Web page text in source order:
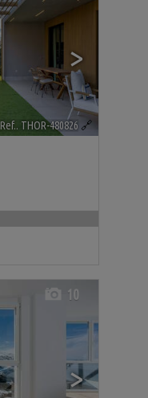
>
Ref.. THOR-480826 🔗
>
10